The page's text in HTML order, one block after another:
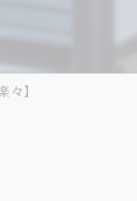
々】